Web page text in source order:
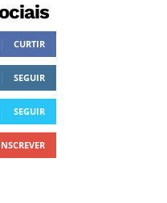
CURTIR
SEGUIR
SEGUIR